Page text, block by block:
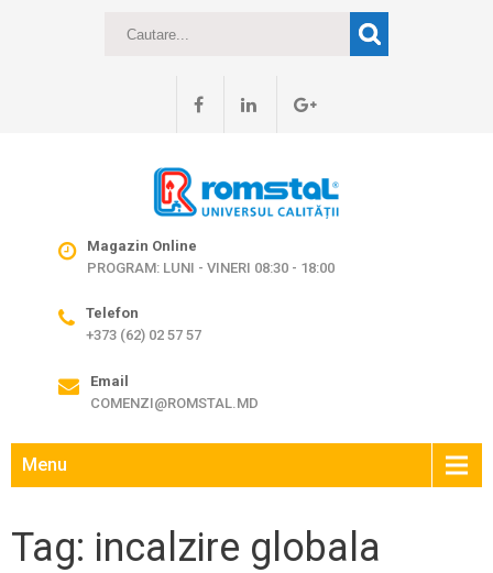
Magazin Online
PROGRAM: LUNI - VINERI 08:30 - 18:00
Telefon
+373 (62) 02 57 57
Email
COMENZI@ROMSTAL.MD
Menu
Tag: incalzire globala